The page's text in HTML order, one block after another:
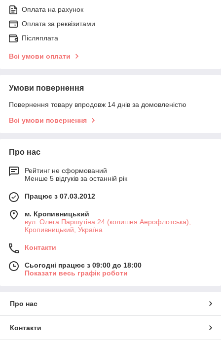
Оплата на рахунок
Оплата за реквізитами
Післяплата
Всі умови оплати
Умови повернення
Повернення товару впродовж 14 днів за домовленістю
Всі умови повернення
Про нас
Рейтинг не сформований
Менше 5 відгуків за останній рік
Працює з 07.03.2012
м. Кропивницький
вул. Олега Паршутіна 24 (колишня Аерофлотська),
Кропивницький, Україна
Контакти
Сьогодні працює з 09:00 до 18:00
Показати весь графік роботи
Про нас
Контакти